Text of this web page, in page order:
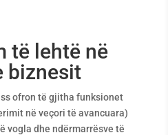
të lehtë në
biznesit
ofron të gjitha funksionet
në veçori të avancuara)
vogla dhe ndërmarrësve të